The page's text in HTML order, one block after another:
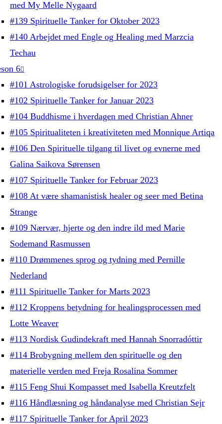
med My Melle Nygaard
#139 Spirituelle Tanker for Oktober 2023
#140 Arbejdet med Engle og Healing med Marzcia
Techau
6
#101 Astrologiske forudsigelser for 2023
#102 Spirituelle Tanker for Januar 2023
#104 Buddhisme i hverdagen med Christian Ahner
#105 Spiritualiteten i kreativiteten med Monnique Artiqa
#106 Den Spirituelle tilgang til livet og evnerne med
Galina Saikova Sørensen
#107 Spirituelle Tanker for Februar 2023
#108 At være shamanistisk healer og seer med Betina
Strange
#109 Nærvær, hjerte og den indre ild med Marie
Sodemand Rasmussen
#110 Drømmenes sprog og tydning med Pernille
Nederland
#111 Spirituelle Tanker for Marts 2023
#112 Kroppens betydning for healingsprocessen med
Lotte Weaver
#113 Nordisk Gudindekraft med Hannah Snorradóttir
#114 Brobygning mellem den spirituelle og den
materielle verden med Freja Rosalina Sommer
#115 Feng Shui Kompasset med Isabella Kreutzfelt
#116 Håndlæsning og håndanalyse med Christian Sejr
#117 Spirituelle Tanker for April 2023